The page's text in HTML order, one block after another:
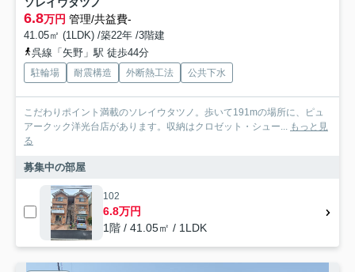
6.8万円 管理/共益費-
41.05㎡ (1LDK) /築22年 /3階建
呉線「矢野」駅 徒歩44分
駐輪場 耐震構造 外断熱工法 公共下水
こだわりポイント満載のソレイウタツノ。歩いて191mの場所に、ピュ
アークック洋光台店があります。収納はクロゼット・シュー... もっと見
る
募集中の部屋
102
6.8万円
1階 / 41.05㎡ / 1LDK